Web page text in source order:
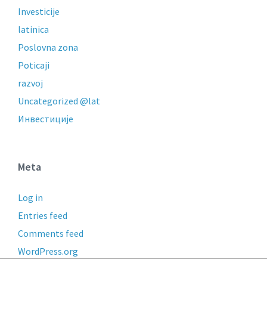
Investicije
latinica
Poslovna zona
Poticaji
razvoj
Uncategorized @lat
Инвестиције
Meta
Log in
Entries feed
Comments feed
WordPress.org